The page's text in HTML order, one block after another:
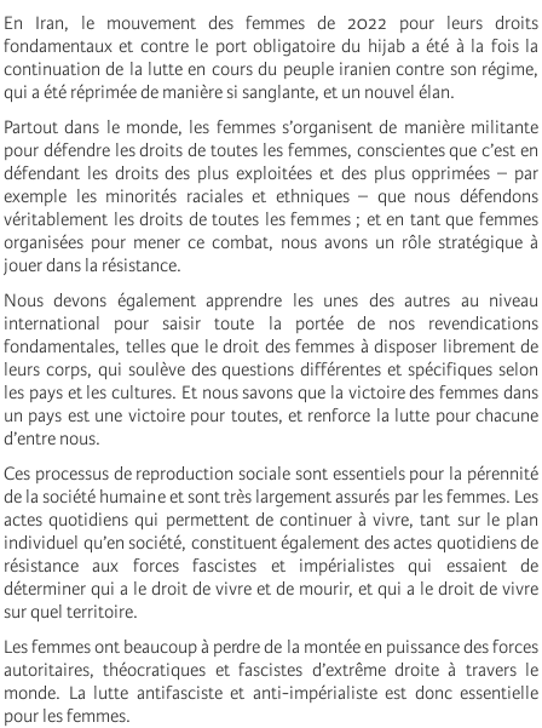
En Iran, le mouvement des femmes de 2022 pour leurs droits
fondamentaux et contre le port obligatoire du hijab a été à la fois la
continuation de la lutte en cours du peuple iranien contre son régime,
qui a été réprimée de manière si sanglante, et un nouvel élan.
Partout dans le monde, les femmes s’organisent de manière militante
pour défendre les droits de toutes les femmes, conscientes que c’est en
défendant les droits des plus exploitées et des plus opprimées – par
exemple les minorités raciales et ethniques – que nous défendons
véritablement les droits de toutes les femmes ; et en tant que femmes
organisées pour mener ce combat, nous avons un rôle stratégique à
jouer dans la résistance.
Nous devons également apprendre les unes des autres au niveau
international pour saisir toute la portée de nos revendications
fondamentales, telles que le droit des femmes à disposer librement de
leurs corps, qui soulève des questions différentes et spécifiques selon
les pays et les cultures. Et nous savons que la victoire des femmes dans
un pays est une victoire pour toutes, et renforce la lutte pour chacune
d’entre nous.
Ces processus de reproduction sociale sont essentiels pour la pérennité
de la société humaine et sont très largement assurés par les femmes. Les
actes quotidiens qui permettent de continuer à vivre, tant sur le plan
individuel qu’en société, constituent également des actes quotidiens de
résistance aux forces fascistes et impérialistes qui essaient de
déterminer qui a le droit de vivre et de mourir, et qui a le droit de vivre
sur quel territoire.
Les femmes ont beaucoup à perdre de la montée en puissance des forces
autoritaires, théocratiques et fascistes d’extrême droite à travers le
monde. La lutte antifasciste et anti-impérialiste est donc essentielle
pour les femmes.